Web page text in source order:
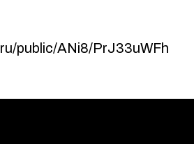
public/ANi8/PrJ33uWFh